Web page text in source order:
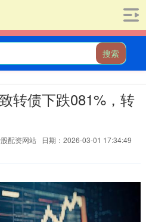
搜索
转债下跌081%，转
配资网站
日期：2026-03-01 17:34:49